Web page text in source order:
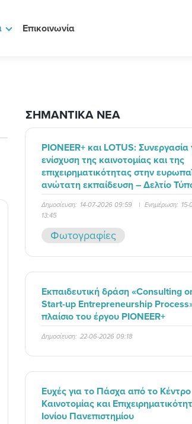
Επικοινωνία
ΣΗΜΑΝΤΙΚΑ ΝΕΑ
PIONEER+ και LOTUS: Συνεργασία
ενίσχυση της καινοτομίας και της
επιχειρηματικότητας στην
ανώτατη εκπαίδευση – Δελτίο
Δημοσίευση: 14-07-2026 09:59 | Ενημέρωση:
13:45
Φωτογραφίες
Εκπαιδευτική δράση «Consulting
Start-up Entrepreneurship
πλαίσιο του έργου PIONEER+
Δημοσίευση: 22-06-2026 09:18
Ευχές για το Πάσχα από το Κέντρο
Καινοτομίας και
Ιονίου Πανεπιστημίου